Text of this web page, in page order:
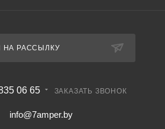
НА РАССЫЛКУ
06 65 ЗАКАЗАТЬ ЗВОНОК
info@7amper.by